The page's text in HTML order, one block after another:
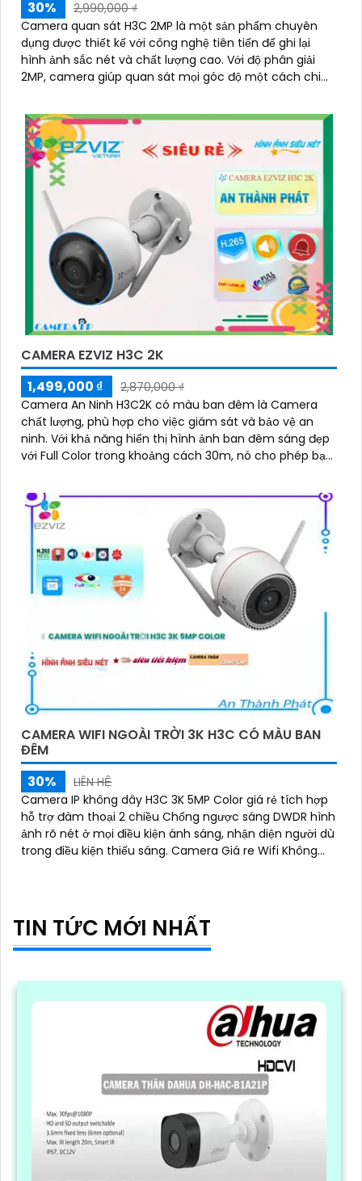
30%
2,990,000 ₫
Camera quan sát H3C 2MP là một sản phẩm chuyên
dụng được thiết kế với công nghệ tiên tiến để ghi lại
hình ảnh sắc nét và chất lượng cao. Với độ phân giải
2MP, camera giúp quan sát mọi góc độ một cách chi
CAMERA EZVIZ H3C 2K
1,499,000 ₫
2,870,000 ₫
Camera An Ninh H3C2K có màu ban đêm là Camera
chất lượng, phù hợp cho việc giám sát và bảo vệ an
ninh. Với khả năng hiển thị hình ảnh ban đêm sáng đẹp
với Full Color trong khoảng cách 30m, nó cho phép bạn
CAMERA WIFI NGOÀI TRỜI 3K H3C CÓ MÀU BAN
ĐÊM
30%
LIÊN HỆ
Camera IP không dây H3C 3K 5MP Color giá rẻ tích hợp
hỗ trợ đàm thoại 2 chiều Chống ngược sáng DWDR hình
ảnh rõ nét ở mọi điều kiện ánh sáng, nhận diện người dù
trong điều kiện thiếu sáng. Camera Giá re Wifi Không
TIN TỨC MỚI NHẤT